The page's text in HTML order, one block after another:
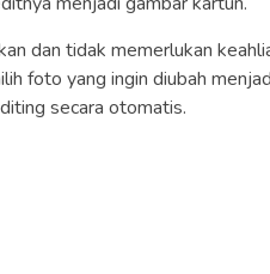
dan tidak memerlukan
foto yang ingin diubah
secara otomatis.